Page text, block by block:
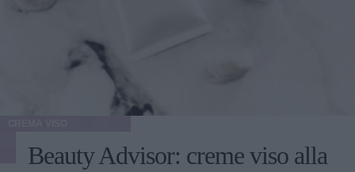
Beauty Advisor: creme viso alla